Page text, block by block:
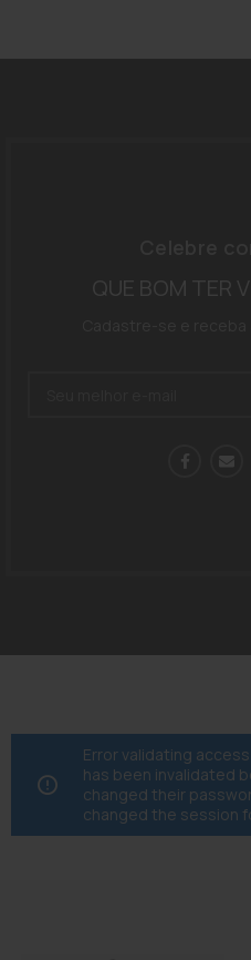
QUE BOM TER
Error validating
has been invalidated
changed their
changed the session